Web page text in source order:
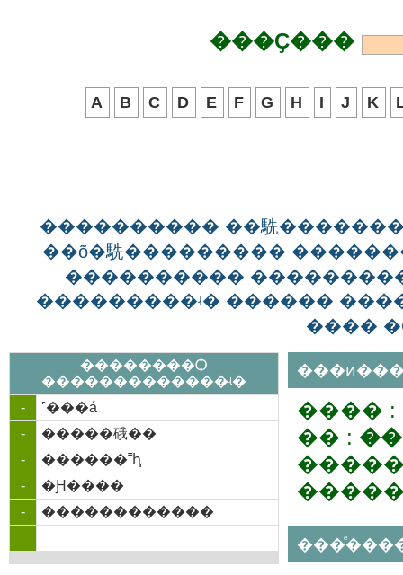
���Ҫ���
A B C D E F G H I J K
���������� ��駪
��õ�駪���������
����������
���������ʵ� ������
����
��������Ѻ
�������������ʵ�
-
˹���á
-
�����硪��
-
������˭ԧ
-
�Ԩ����
-
������������
���� :
�� :